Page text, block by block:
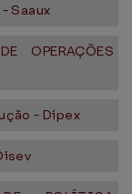
Saaux
OPERAÇÕES
- Dipex